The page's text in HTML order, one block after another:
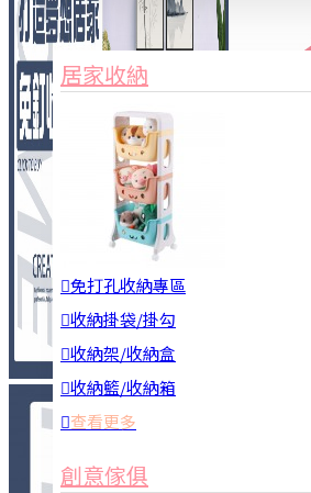
3C周邊
居家安全
居家清潔
查看更多
餐飲廚具
廚房收納
家俱&收納
居家收納
免打孔收納專區
收納掛袋/掛勾
收納架/收納盒
收納籃/收納箱
查看更多
創意傢俱